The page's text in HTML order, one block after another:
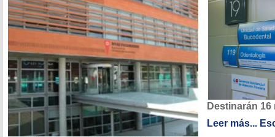
Destinarán
Leer más...